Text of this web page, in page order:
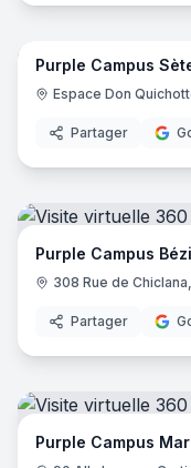
Purple Campus
Espace Don
Partager
Purple Campus
308 Rue de
Partager
Purple Campus